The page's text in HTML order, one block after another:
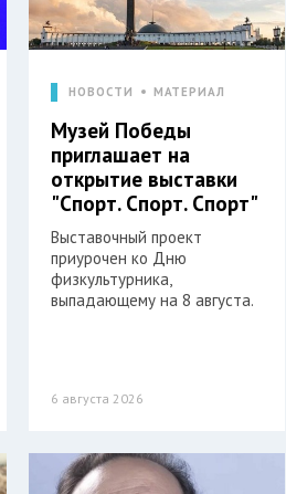
НОВОСТИ МАТЕРИАЛ
Музей Победы
приглашает на
открытие выставки
"Спорт. Спорт. Спорт"
Выставочный проект
приурочен ко Дню
физкультурника,
выпадающему на 8 августа.
6 августа 2026